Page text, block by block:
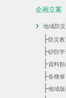
企画立案
地域防
├防災
├砂防
├資料
├各種
├地域